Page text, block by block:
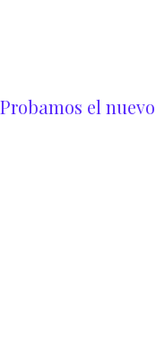
Probamos el